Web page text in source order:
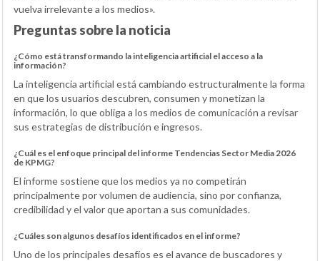
vuelva irrelevante a los medios».
Preguntas sobre la noticia
¿Cómo está transformando la inteligencia artificial el acceso a la
información?
La inteligencia artificial está cambiando estructuralmente la forma
en que los usuarios descubren, consumen y monetizan la
información, lo que obliga a los medios de comunicación a revisar
sus estrategias de distribución e ingresos.
¿Cuál es el enfoque principal del informe Tendencias Sector Media 2026
de KPMG?
El informe sostiene que los medios ya no competirán
principalmente por volumen de audiencia, sino por confianza,
credibilidad y el valor que aportan a sus comunidades.
¿Cuáles son algunos desafíos identificados en el informe?
Uno de los principales desafíos es el avance de buscadores y